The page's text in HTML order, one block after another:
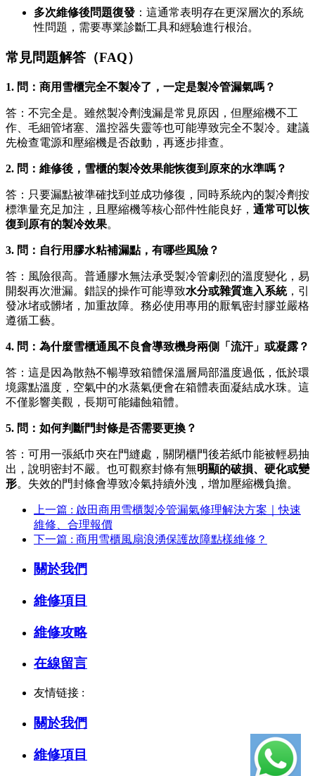
多次維修後問題復發 ：這通常表明存在更深層次的系統
性問題，需要專業診斷工具和經驗進行根治。
常見問題解答（FAQ）
1. 問：商用雪櫃完全不製冷了，一定是製冷管漏氣嗎？
答：不完全是。雖然製冷劑洩漏是常見原因，但壓縮機不工
作、毛細管堵塞、溫控器失靈等也可能導致完全不製冷。建議
先檢查電源和壓縮機是否啟動，再逐步排查。
2. 問：維修後，雪櫃的製冷效果能恢復到原來的水準嗎？
答：只要漏點被準確找到並成功修復，同時系統內的製冷劑按
標準量充足加注，且壓縮機等核心部件性能良好， 通常可以恢
復到原有的製冷效果。
3. 問：自行用膠水粘補漏點，有哪些風險？
答：風險很高。普通膠水無法承受製冷管劇烈的溫度變化，易
開裂再次泄漏。錯誤的操作可能導致水分或雜質進入系統，引
發冰堵或髒堵，加重故障。務必使用專用的厭氧密封膠並嚴格
遵循工藝。
4. 問：為什麼雪櫃通風不良會導致機身兩側「流汗」或凝露？
答：這是因為散熱不暢導致箱體保溫層局部溫度過低，低於環
境露點溫度，空氣中的水蒸氣便會在箱體表面凝結成水珠。這
不僅影響美觀，長期可能鏽蝕箱體。
5. 問：如何判斷門封條是否需要更換？
答：可用一張紙巾夾在門縫處，關閉櫃門後若紙巾能被輕易抽
出，說明密封不嚴。也可觀察封條有無明顯的破損、硬化或變
形。失效的門封條會導致冷氣持續外洩，增加壓縮機負擔。
上一篇 : 啟田商用雪櫃製冷管漏氣修理解決方案｜快速
維修、合理報價
下一篇 : 商用雪櫃風扇浪湧保護故障點樣維修？
關於我們
維修項目
維修攻略
在線留言
友情链接 :
關於我們
維修項目